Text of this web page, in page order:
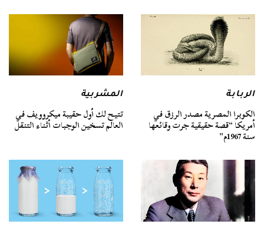
الربابة
الكوبرا المصرية مصدر الرزق في
أمريكا “قصة حقيقية جرت وقائعها
سنة 1967م”
المشربية
تتيح لك أول حقيبة ميكروويف في
العالم تسخين الوجبات أثناء التنقل